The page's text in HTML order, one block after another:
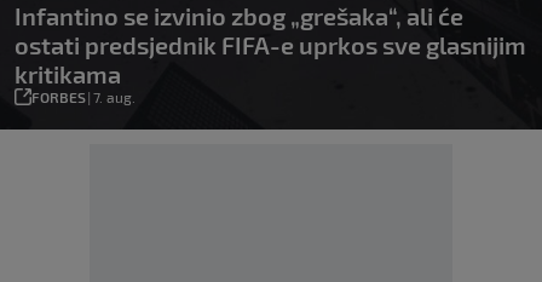
Infantino se izvinio zbog „grešaka“, ali će
ostati predsjednik FIFA-e uprkos sve glasnijim
kritikama
FORBES| 7. aug.